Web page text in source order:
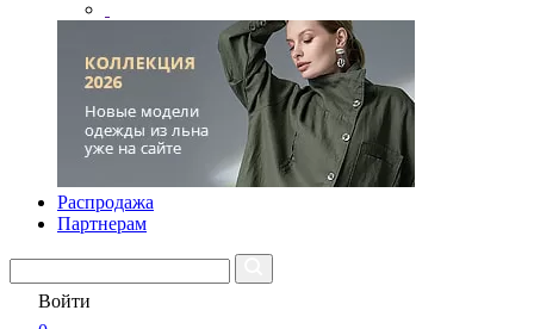
Распродажа
Партнерам
Войти